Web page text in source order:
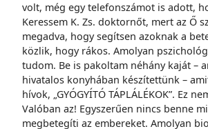
volt, még egy telefonszámot is adott,
Keressem K. Zs. doktornőt, mert az Ő
megadva, hogy segítsen azoknak a
közlik, hogy rákos. Amolyan
tudom. Be is pakoltam néhány kaját –
hivatalos konyhában készítettünk –
hívok, „GYÓGYÍTÓ TÁPLÁLÉKOK”. Ez
Valóban az! Egyszerűen nincs benne
megbetegíti az embereket. Amolyan